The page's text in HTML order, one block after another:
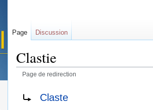
Clastie
Page de redirection
Rediriger vers :
Claste
Page Discussion